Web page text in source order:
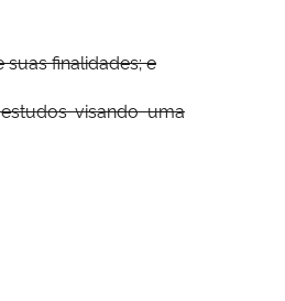
finalidades; e
visando uma